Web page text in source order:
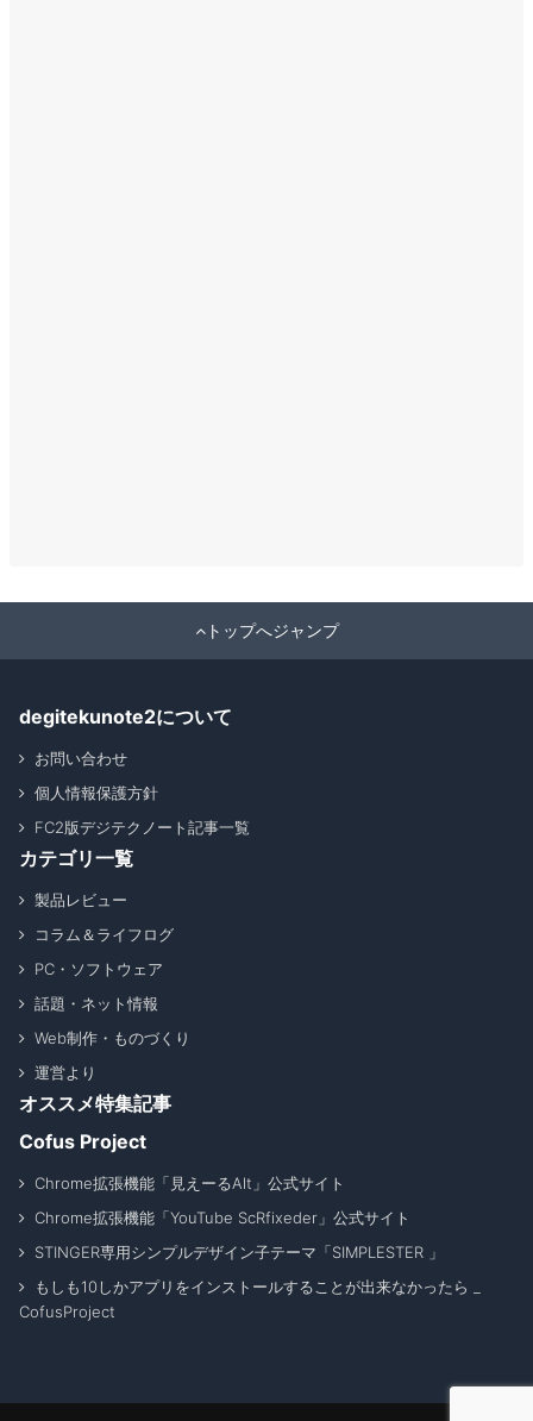
トップへジャンプ
degitekunote2について
お問い合わせ
個人情報保護方針
FC2版デジテクノート記事一覧
カテゴリ一覧
製品レビュー
コラム＆ライフログ
PC・ソフトウェア
話題・ネット情報
Web制作・ものづくり
運営より
オススメ特集記事
Cofus Project
Chrome拡張機能「見えーるAlt」公式サイト
Chrome拡張機能「YouTube ScRfixeder」公式サイト
STINGER専用シンプルデザイン子テーマ「SIMPLESTER 」
もしも10しかアプリをインストールすることが出来なかったら _
CofusProject